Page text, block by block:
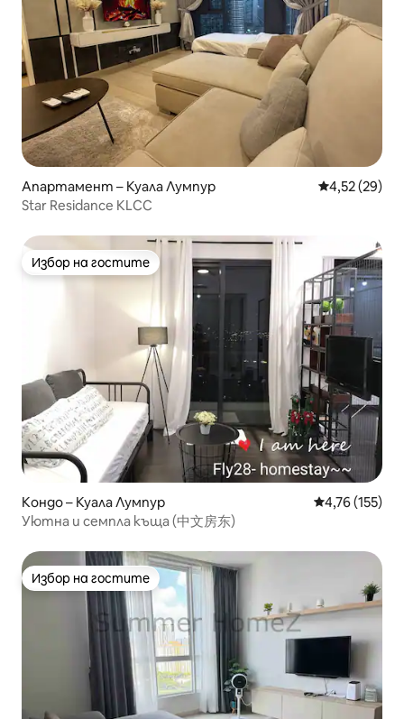
Апартамент – Куала Лумпур Средна
4,52 (29)
Star Residance KLCC
Избор на гостите
Избор на гостите
Кондо – Куала Лумпур Средна
4,76 (155)
Уютна и семпла къща (中文房东)
Избор на гостите
Избор на гостите